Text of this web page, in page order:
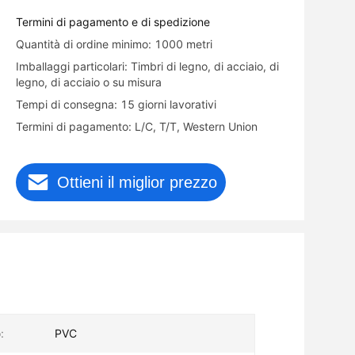
Termini di pagamento e di spedizione
Quantità di ordine minimo: 1000 metri
Imballaggi particolari: Timbri di legno, di acciaio, di
legno, di acciaio o su misura
Tempi di consegna: 15 giorni lavorativi
Termini di pagamento: L/C, T/T, Western Union
Ottieni il miglior prezzo
PVC